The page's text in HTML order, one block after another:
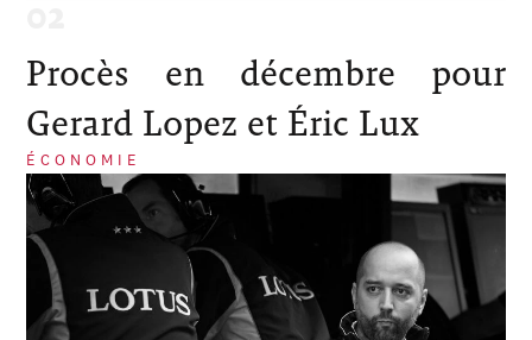
Procès en décembre pour
Gerard Lopez et Éric Lux
ÉCONOMIE